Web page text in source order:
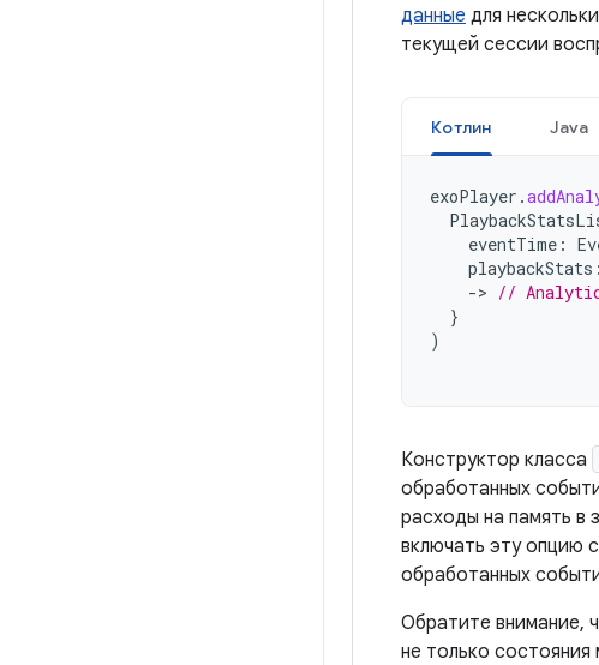
данные для
текущей сессии
Котлин Java
exoPlayer .
eventTime :
playbackStats :
-> //
}
)
Конструктор класса
обработанных
расходы на память в
включать эту опцию
обработанных
Обратите внимание,
не только